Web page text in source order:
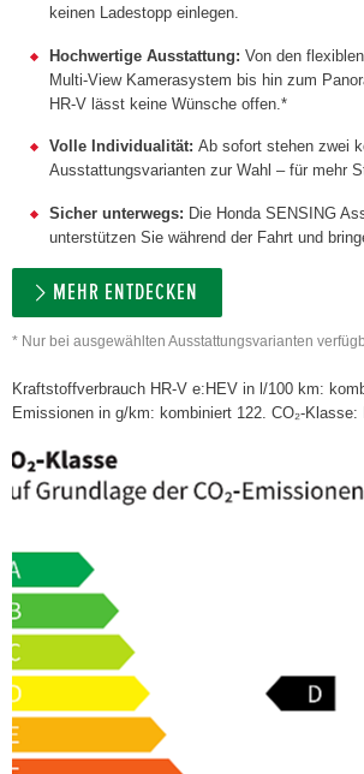
keinen Ladestopp einlegen.
Hochwertige Ausstattung: Von den
Multi-View Kamerasystem bis hin zum
HR-V lässt keine Wünsche offen.*
Volle Individualität: Ab sofort stehen zwei
Ausstattungsvarianten zur Wahl – für mehr
Sicher unterwegs: Die Honda SENSING
unterstützen Sie während der Fahrt und
MEHR ENTDECKEN
* Nur bei ausgewählten Ausstattungsvarianten
Kraftstoffverbrauch HR-V e:HEV in l/100 km:
Emissionen in g/km: kombiniert 122. CO₂-Klasse: